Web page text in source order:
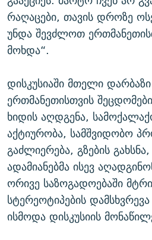
რაღაცები, თავის დროზე
უნდა შევძლოთ
მოხდა“.
დისკუსიაში მთელი
ერთმანეთისთვის
ხიდის აღდგენა,
აქტიურობა, სამშვიდობო
გაძლიერება, გზების
ადამიანებმა ისევ
ორივე საზოგადოებაში
სტერეოტიპების
ისმოდა დისკუსიის